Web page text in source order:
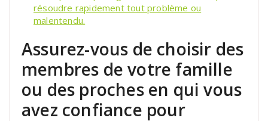
résoudre rapidement tout problème ou
malentendu.
Assurez-vous de choisir des
membres de votre famille
ou des proches en qui vous
avez confiance pour